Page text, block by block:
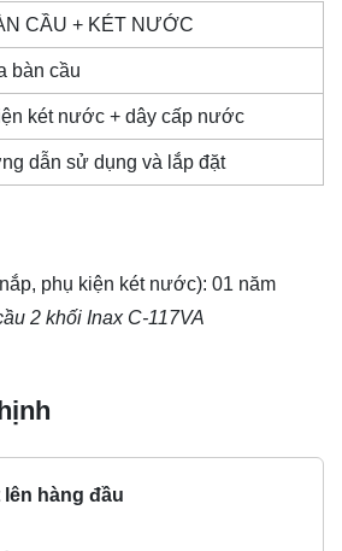
CẦU + KÉT NƯỚC
bàn cầu
két nước + dây cấp nước
dẫn sử dụng và lắp đặt
phụ kiện két nước): 01 năm
2 khối Inax C-117VA
lên hàng đầu